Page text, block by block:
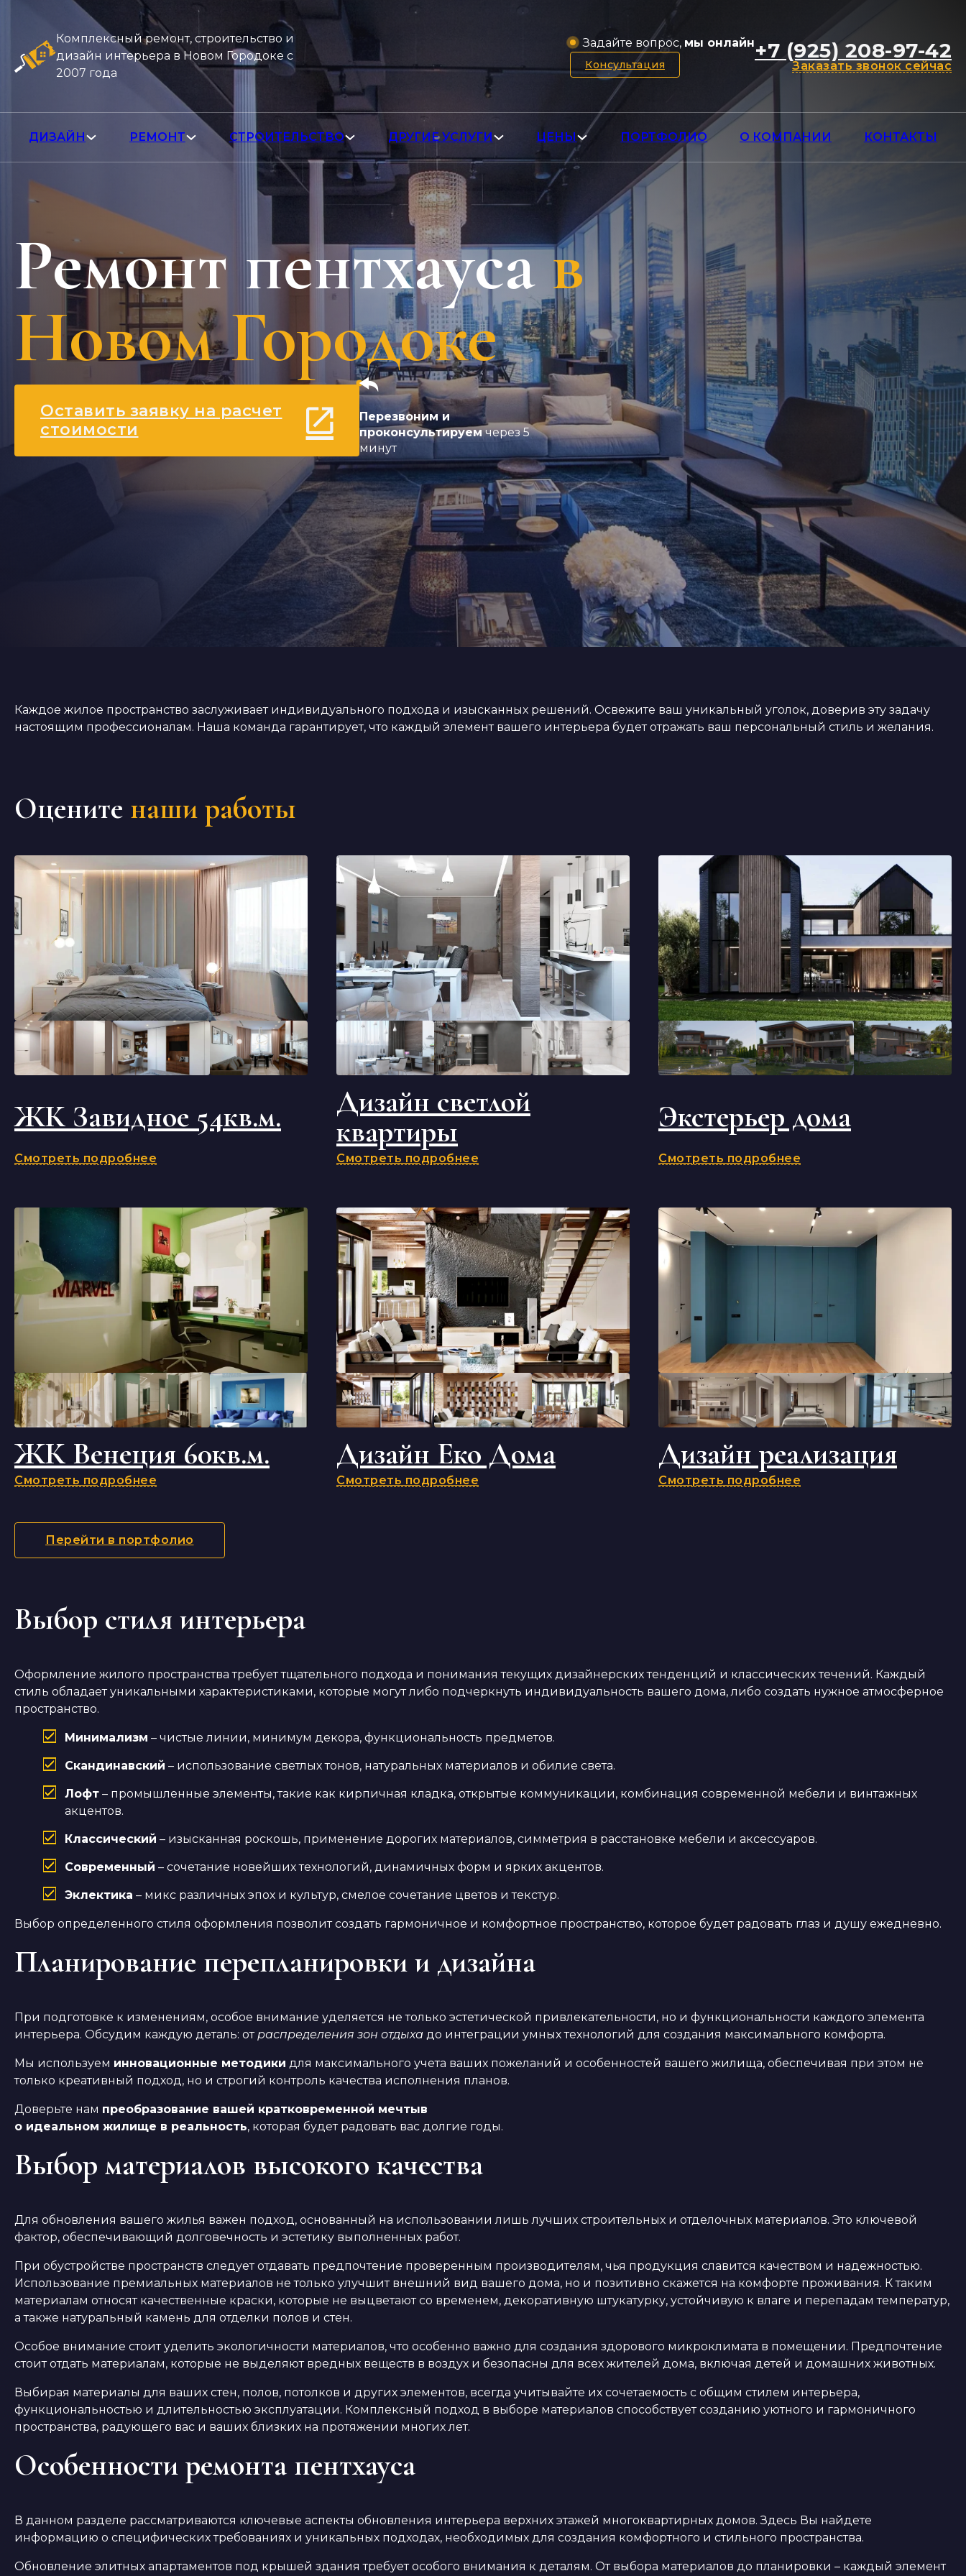
Комплексный ремонт, строительство и
дизайн интерьера в Новом Городоке с
2007 года
Задайте вопрос, мы онлайн
Консультация
+7 (925) 208-97-42
Заказать звонок сейчас
ДИЗАЙН РЕМОНТ СТРОИТЕЛЬСТВО ДРУГИЕ УСЛУГИ ЦЕНЫ ПОРТФОЛИО О КОМПАНИИ КОНТАКТЫ
Ремонт пентхаусав
Новом Городоке
Оставить заявку на расчет
стоимости
Перезвоним и
проконсультируемчерез 5
минут
Каждое жилое пространство заслуживает индивидуального подхода и изысканных решений. Освежите ваш уникальный уголок, доверив эту задачу
настоящим профессионалам. Наша команда гарантирует, что каждый элемент вашего интерьера будет отражать ваш персональный стиль и желания.
Оцените наши работы
ЖК Завидное 54кв.м.
Смотреть подробнее
Дизайн светлой
квартиры
Смотреть подробнее
Экстерьер дома
Смотреть подробнее
ЖК Венеция 60кв.м.
Смотреть подробнее
Дизайн Еко Дома
Смотреть подробнее
Дизайн реализация
Смотреть подробнее
Перейти в портфолио
Выбор стиля интерьера
Оформление жилого пространства требует тщательного подхода и понимания текущих дизайнерских тенденций и классических течений. Каждый
стиль обладает уникальными характеристиками, которые могут либо подчеркнуть индивидуальность вашего дома, либо создать нужное атмосферное
пространство.
Минимализм – чистые линии, минимум декора, функциональность предметов.
Скандинавский – использование светлых тонов, натуральных материалов и обилие света.
Лофт – промышленные элементы, такие как кирпичная кладка, открытые коммуникации, комбинация современной мебели и винтажных
акцентов.
Классический – изысканная роскошь, применение дорогих материалов, симметрия в расстановке мебели и аксессуаров.
Современный – сочетание новейших технологий, динамичных форм и ярких акцентов.
Эклектика – микс различных эпох и культур, смелое сочетание цветов и текстур.
Выбор определенного стиля оформления позволит создать гармоничное и комфортное пространство, которое будет радовать глаз и душу ежедневно.
Планирование перепланировки и дизайна
При подготовке к изменениям, особое внимание уделяется не только эстетической привлекательности, но и функциональности каждого элемента
интерьера. Обсудим каждую деталь: отраспределения зон отдыха до интеграции умных технологий для создания максимального комфорта.
Мы используем инновационные методики для максимального учета ваших пожеланий и особенностей вашего жилища, обеспечивая при этом не
только креативный подход, но и строгий контроль качества исполнения планов.
Доверьте нам преобразование вашей кратковременной мечтыв
о идеальном жилище в реальность, которая будет радовать вас долгие годы.
Выбор материалов высокого качества
Для обновления вашего жилья важен подход, основанный на использовании лишь лучших строительных и отделочных материалов. Это ключевой
фактор, обеспечивающий долговечность и эстетику выполненных работ.
При обустройстве пространств следует отдавать предпочтение проверенным производителям, чья продукция славится качеством и надежностью.
Использование премиальных материалов не только улучшит внешний вид вашего дома, но и позитивно скажется на комфорте проживания. К таким
материалам относят качественные краски, которые не выцветают со временем, декоративную штукатурку, устойчивую к влаге и перепадам температур,
а также натуральный камень для отделки полов и стен.
Особое внимание стоит уделить экологичности материалов, что особенно важно для создания здорового микроклимата в помещении. Предпочтение
стоит отдать материалам, которые не выделяют вредных веществ в воздух и безопасны для всех жителей дома, включая детей и домашних животных.
Выбирая материалы для ваших стен, полов, потолков и других элементов, всегда учитывайте их сочетаемость с общим стилем интерьера,
функциональностью и длительностью эксплуатации. Комплексный подход в выборе материалов способствует созданию уютного и гармоничного
пространства, радующего вас и ваших близких на протяжении многих лет.
Особенности ремонта пентхауса
В данном разделе рассматриваются ключевые аспекты обновления интерьера верхних этажей многоквартирных домов. Здесь Вы найдете
информацию о специфических требованиях и уникальных подходах, необходимых для создания комфортного и стильного пространства.
Обновление элитных апартаментов под крышей здания требует особого внимания к деталям. От выбора материалов до планировки – каждый элемент